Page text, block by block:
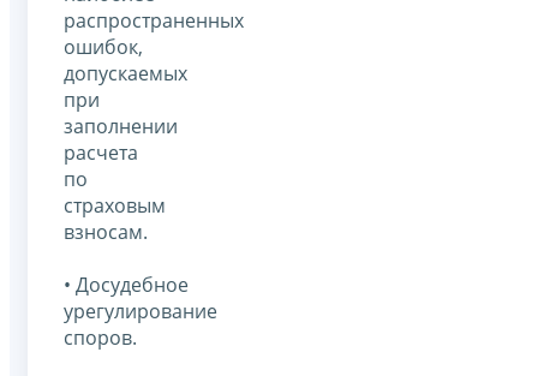
распространенных
ошибок,
допускаемых
при
заполнении
расчета
по
страховым
взносам.
• Досудебное
урегулирование
споров.